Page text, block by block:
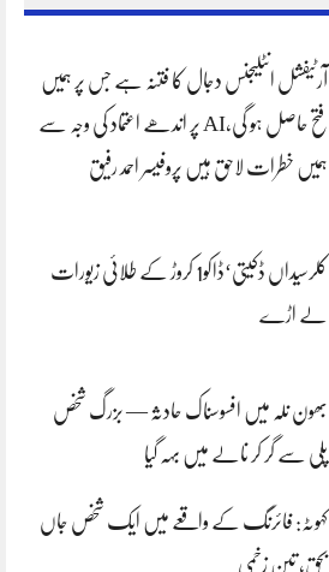
آرٹیفشل انٹلیجنس دجال کا فتنہ ہے جس پر ہمیں
فتح حاصل ہو گی،AI پر اندھے اعتماد کی وجہ سے
ہمیں خطرات لاحق ہیں پروفیسر احمد رفیق
کلرسیداں ڈکیتی‘ڈاکو1 کروڑ کے طلائی زیورات
لے اڑے
بھون نلہ میں افسوسناک حادثہ — بزرگ شخص
پلی سے گر کر نالے میں بہہ گیا
کہوٹہ: فائرنگ کے واقعے میں ایک شخص جاں
بحق، تین زخمی